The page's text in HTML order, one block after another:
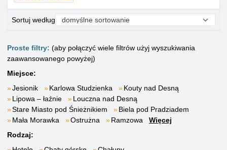
Sortuj według
Proste filtry: (aby połączyć wiele filtrów użyj wyszukiwania
zaawansowanego powyżej)
Miejsce:
Jesionik
Karlowa Studzienka
Kouty nad Desną
Lipowa – łaźnie
Louczna nad Desną
Stare Miasto pod Śnieżnikiem
Biela pod Pradziadem
Mała Morawka
Ostrużna Ramzowa
Więcej
Rodzaj: